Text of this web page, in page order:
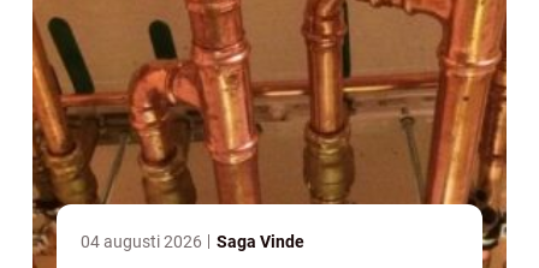
04 augusti 2026 Saga Vinde